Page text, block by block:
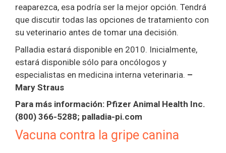
reaparezca, esa podría ser la mejor opción. Tendrá
que discutir todas las opciones de tratamiento con
su veterinario antes de tomar una decisión.
Palladia estará disponible en 2010. Inicialmente,
estará disponible sólo para oncólogos y
especialistas en medicina interna veterinaria. –
Mary Straus
Para más información: Pfizer Animal Health Inc.
(800) 366-5288; palladia-pi.com
Vacuna contra la gripe canina